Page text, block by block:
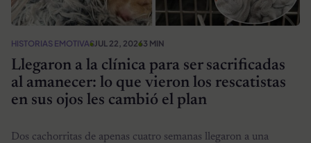
HISTORIAS EMOTIVASJUL 22, 20263 MIN
Llegaron a la clínica para ser sacrificadas
al amanecer: lo que vieron los rescatistas
en sus ojos les cambió el plan
Dos cachorritas de apenas cuatro semanas llegaron a una